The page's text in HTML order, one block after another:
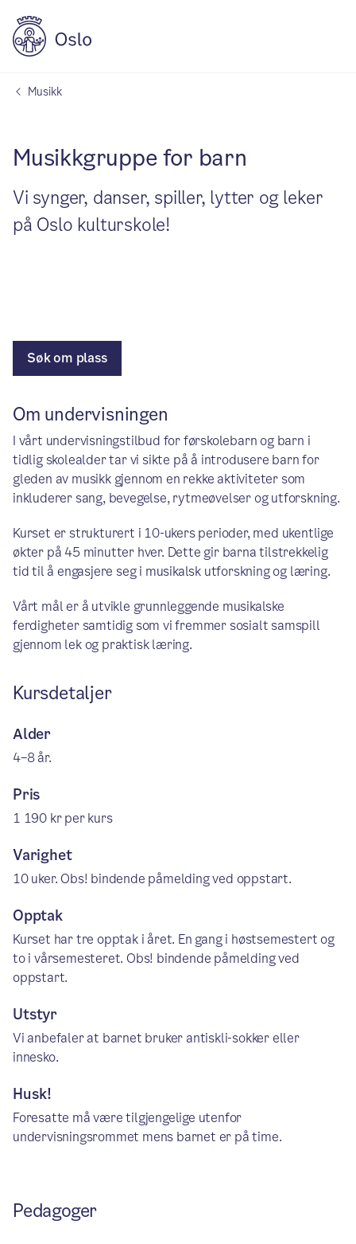
Musikk
Musikkgruppe for barn
Vi synger, danser, spiller, lytter og leker
på Oslo kulturskole!
Søk om plass
Om undervisningen
I vårt undervisningstilbud for førskolebarn og barn i
tidlig skolealder tar vi sikte på å introdusere barn for
gleden av musikk gjennom en rekke aktiviteter som
inkluderer sang, bevegelse, rytmeøvelser og utforskning.
Kurset er strukturert i 10-ukers perioder, med ukentlige
økter på 45 minutter hver. Dette gir barna tilstrekkelig
tid til å engasjere seg i musikalsk utforskning og læring.
Vårt mål er å utvikle grunnleggende musikalske
ferdigheter samtidig som vi fremmer sosialt samspill
gjennom lek og praktisk læring.
Kursdetaljer
Alder
4–8 år.
Pris
1 190 kr per kurs
Varighet
10 uker. Obs! bindende påmelding ved oppstart.
Opptak
Kurset har tre opptak i året. En gang i høstsemestert og
to i vårsemesteret. Obs! bindende påmelding ved
oppstart.
Utstyr
Vi anbefaler at barnet bruker antiskli-sokker eller
innesko.
Husk!
Foresatte må være tilgjengelige utenfor
undervisningsrommet mens barnet er på time.
Pedagoger